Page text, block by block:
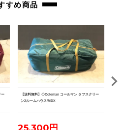
すめ商品
ー
【送料無料】◇Coleman コールマン タフスクリー
ン2ルームハウス/MDX